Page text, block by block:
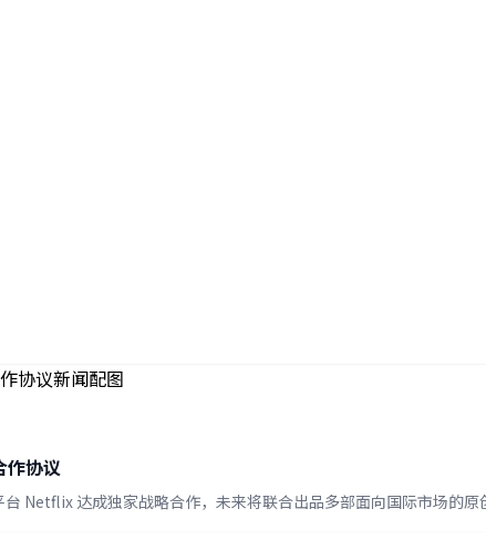
作协议
Netflix 达成独家战略合作，未来将联合出品多部面向国际市场的原